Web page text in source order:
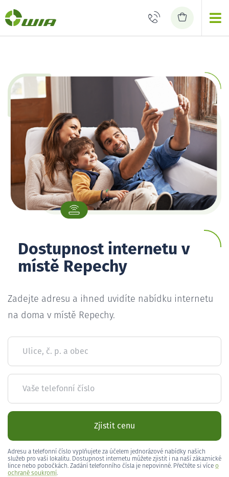
Dostupnost internetu v
místě Repechy
Zadejte adresu a ihned uvidíte nabídku internetu
na doma v místě Repechy.
Ulice, č. p. a obec
Vaše telefonní číslo
Zjistit cenu
Adresu a telefonní číslo vyplňujete za účelem jednorázové nabídky našich
služeb pro vaši lokalitu. Dostupnost internetu můžete zjistit i na naší zákaznické
lince nebo pobočkách. Zadání telefonního čísla je nepovinné. Přečtěte si více o
ochraně soukromí.